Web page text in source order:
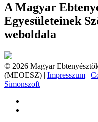
A Magyar
Egyesületeinek
weboldala
© 2026 Magyar
(MEOESZ) | Impresszum |
Simonszoft